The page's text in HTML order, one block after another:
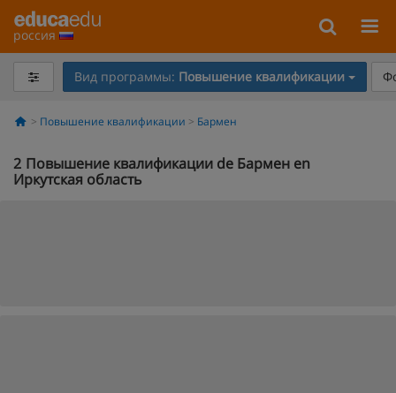
россия
Вид программы: Повышение квалификации
Повышение квалификации Бармен
2 Повышение квалификации de Бармен en
Иркутская область